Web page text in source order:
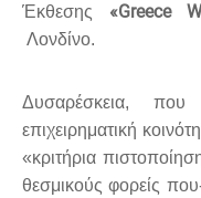
Έκθεσης «Greece
Λονδίνο.
Δυσαρέσκεια,
επιχειρηματική
«κριτήρια
θεσμικούς φορείς